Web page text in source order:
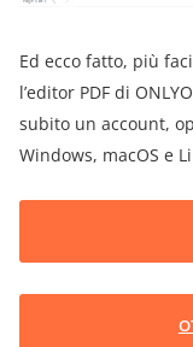
Ed ecco fatto, più
l’editor PDF di
subito un account,
Windows, macOS e